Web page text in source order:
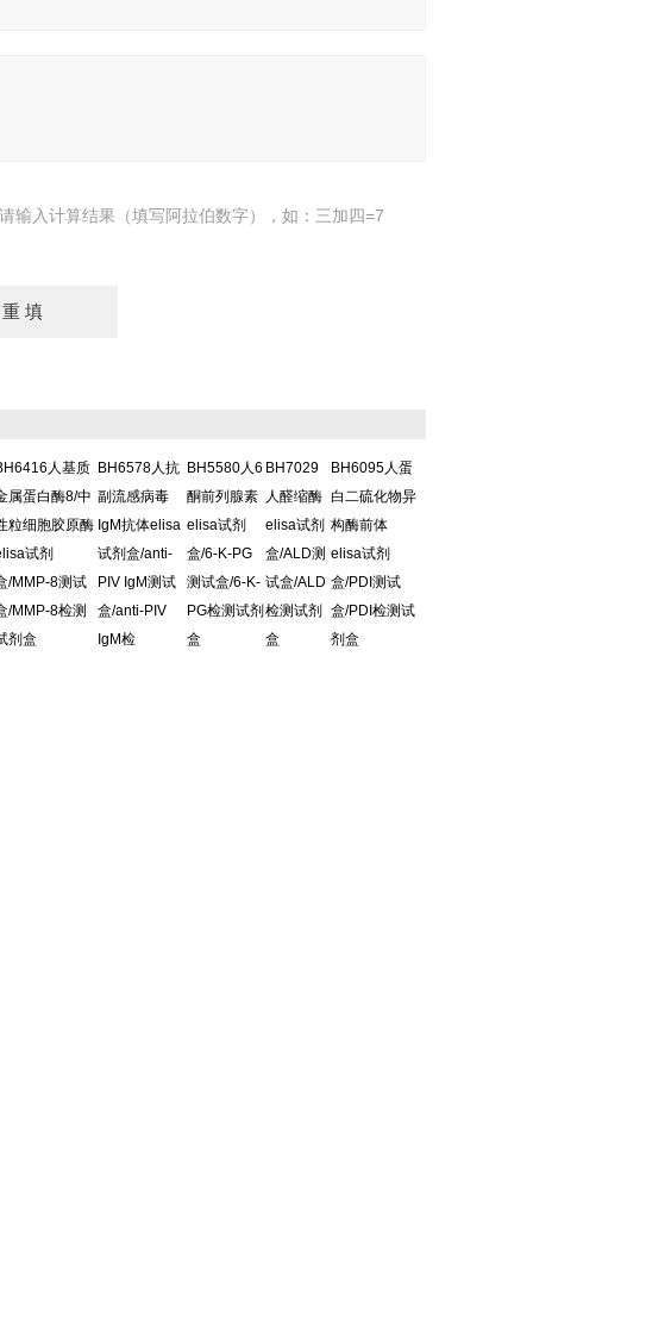
请输入计算结果（填写阿拉伯数字），如：三加四=7
人基质
属蛋白酶8/中
粒细胞胶原酶
试剂
/MMP-8测试
/MMP-8检测
剂盒
BH6578人抗
副流感病毒
IgM抗体elisa
试剂盒/anti-
PIV IgM测试
盒/anti-PIV
IgM检
BH5580人6
酮前列腺素
elisa试剂
盒/6-K-PG
测试盒/6-K-
PG检测试剂
盒
BH7029
人醛缩酶
elisa试剂
盒/ALD测
试盒/ALD
检测试剂
盒
BH6095人蛋
白二硫化物异
构酶前体
elisa试剂
盒/PDI测试
盒/PDI检测试
剂盒